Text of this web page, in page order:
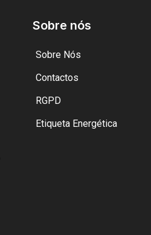
Sobre nós
Sobre Nós
Contactos
RGPD
Etiqueta Energética